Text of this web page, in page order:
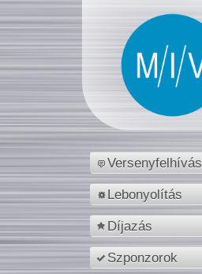
Versenyfelhívás
Lebonyolítás
Díjazás
Szponzorok